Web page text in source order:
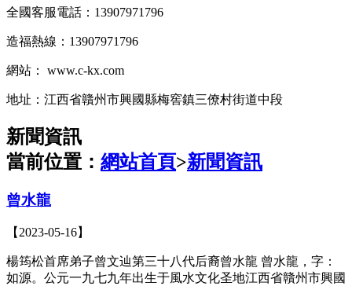
全國客服電話：13907971796
造福熱線：13907971796
網站： www.c-kx.com
地址：江西省贛州市興國縣梅窖鎮三僚村街道中段
新聞資訊
當前位置： 網站首頁>新聞資訊
曾水龍
【2023-05-16】
楊筠松首席弟子曾文辿第三十八代后裔曾水龍 曾水龍，字：
如源。公元一九七九年出生于風水文化圣地江西省贛州市興國